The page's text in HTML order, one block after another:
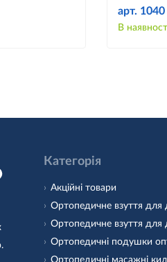
арт. 1040
В
Категорія
Акційні товари
Ортопедичне взуття для
Ортопедичне взуття для
Ортопедичні подушки